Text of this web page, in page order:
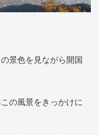
景色を見ながら開国
の風景をきっかけに